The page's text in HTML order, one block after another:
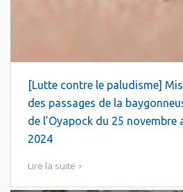
[Lutte contre le paludisme]
des passages de la
de l’Oyapock du 25 novembre
2024
Lire la suite